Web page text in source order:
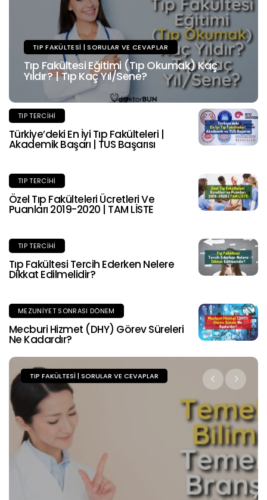
TIP FAKÜLTESI | SORULAR VE CEVAPLAR
Tıp Fakültesi Eğitimi (Tıp Okumak) Kaç
Yıldır? | Tıp Kaç Yıl/Sene?
TIP TERCIHI
Türkiye’deki En İyi Tıp Fakülteleri |
Akademik Başarı | TUS Başarısı
TIP TERCIHI
Özel Tıp Fakülteleri Ücretleri Ve
Puanları 2019-2020 | TAM LİSTE
TIP TERCIHI
Tıp Fakültesi Tercih Ederken Nelere
Dikkat Edilmelidir?
MEZUNIYET SONRASI DÖNEM
Mecburi Hizmet (DHY) Görev Süreleri
Ne Kadardır?
TIP FAKÜLTESI | SORULAR VE CEVAPLAR